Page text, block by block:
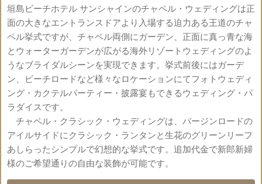
垣島ビーチホテル サンシャインのチャペル・ウェディングは正
面の大きなエントランスドアより入場する迫力ある王道のチャ
ペル挙式ですが、チャペル両側にガーデン、正面に真っ青な海
とウォーターガーデンが広がる海外リゾートウェディングのよ
うなブライダルシーンを実現できます。挙式前後にはガーデ
ン、ビーチロードなど様々なロケーションにてフォトウェディ
ング・カクテルパーティー・披露宴もできるウェディング・パ
ラダイスです。
チャペル・クラシック・ウェディングは、バージンロードの
アイルサイドにクラシック・ランタンと生花のグリーンリーフ
あしらったシンプルで幻想的な挙式です。追加代金で新郎新婦
様のご希望通りの自由な装飾が可能です。